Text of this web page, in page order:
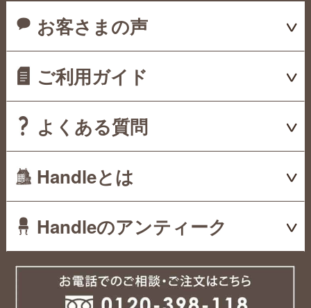
お客さまの声
ご利用ガイド
よくある質問
Handleとは
Handleのアンティーク